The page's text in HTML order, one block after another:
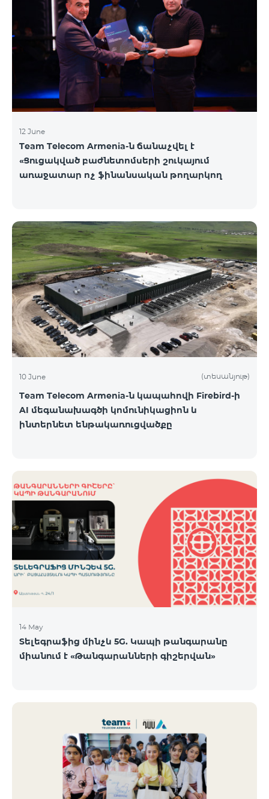
12 June
Team Telecom Armenia-ն ճանաչվել է
«Ցուցակված բաժնետոմսերի շուկայում
առաջատար ոչ ֆինանսական թողարկող
10 June (տեսանյութ)
Team Telecom Armenia-ն կապահովի Firebird-ի
AI մեգանախագծի կոմունիկացիոն և
ինտերնետ ենթակառուցվածքը
14 May
Տելեգրաֆից մինչև 5G. Կապի թանգարանը
միանում է «Թանգարանների գիշերվան»